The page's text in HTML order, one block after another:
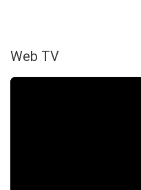
Web TV